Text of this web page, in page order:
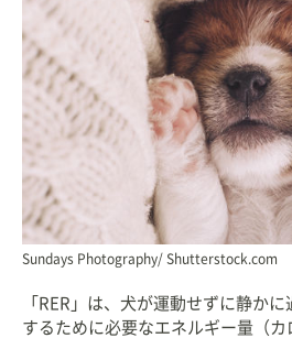
Sundays Photography/ Shutterstock.com
「RER」は、犬が運動せずに静か
するために必要なエネルギー量（